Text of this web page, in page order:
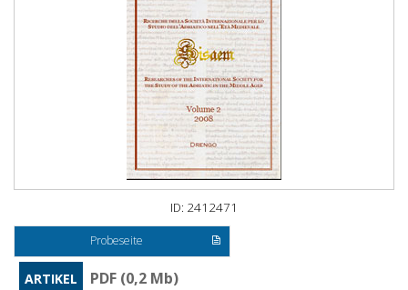
ID: 2412471
Probeseite
ARTIKEL
PDF (0,2 Mb)